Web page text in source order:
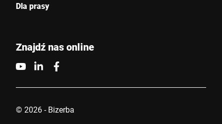
Wyślij
Dla prasy
Znajdź nas online
© 2026 - Bizerba